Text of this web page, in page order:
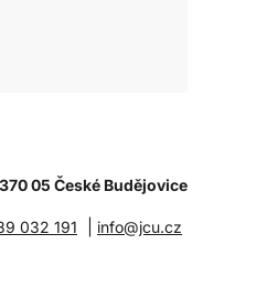
05 České Budějovice
032 191 info@jcu.cz